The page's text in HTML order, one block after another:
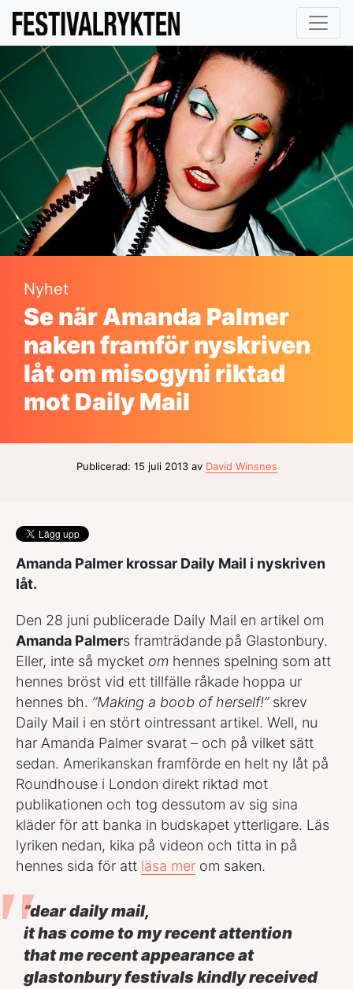
Nyhet
Se när Amanda Palmer
naken framför nyskriven
låt om misogyni riktad
mot Daily Mail
Publicerad: 15 juli 2013 av David Winsnes
Amanda Palmer krossar Daily Mail i nyskriven
låt.
Den 28 juni publicerade Daily Mail en artikel om
Amanda Palmers framträdande på Glastonbury.
Eller, inte så mycket om hennes spelning som att
hennes bröst vid ett tillfälle råkade hoppa ur
hennes bh. ”Making a boob of herself!”skrev
Daily Mail i en stört ointressant artikel. Well, nu
har Amanda Palmer svarat – och på vilket sätt
sedan. Amerikanskan framförde en helt ny låt på
Roundhouse i London direkt riktad mot
publikationen och tog dessutom av sig sina
kläder för att banka in budskapet ytterligare. Läs
lyriken nedan, kika på videon och titta in på
hennes sida för att läsa mer om saken.
”dear daily mail,
it has come to my recent attention
that me recent appearance at
glastonbury festivals kindly received